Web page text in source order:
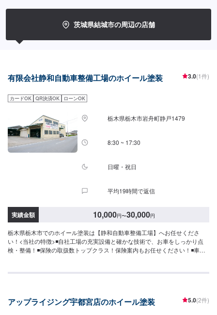
だければ作業開始【4】仕上がり次第納車-----納期について-----納期は通常3日
程度で納車となります。(要相談)納期は前後する場合がございます。予めご了
代車をご利用ください。※代車の燃料代はお客様にご負担いただいておりま
付はスタッフへ「メンテモで予約しました」とお伝えください。ご案内いた
します。【定休日・営業時間】定休日：日曜、祝日営業時間：8:00~18:00
茨城県結城市の周辺の店舗
有限会社静和自動車整備工場のホイール塗装 3.0(1件)
カードOK QR決済OK ローンOK
栃木県栃木市岩舟町静戸1479
8:30 ~ 17:30
日曜・祝日
平均19時間で返信
実績金額 10,000円〜30,000円
栃木県栃木市でのホイール塗装は【静和自動車整備工場】へお任せくださ
い！<当社の特徴>◾自社工場の充実設備と確かな技術で、お車をしっかり点
検・整備！◾保険の取扱数トップクラス！保険案内もお任せください！◾車の
時間があまり取れない…などのご相談もお気軽にどうぞ！【1】オファーにて
となります。納期は前後する場合がございます。予めご了承ください。-----代
アップライジング宇都宮店のホイール塗装 5.0(2件)